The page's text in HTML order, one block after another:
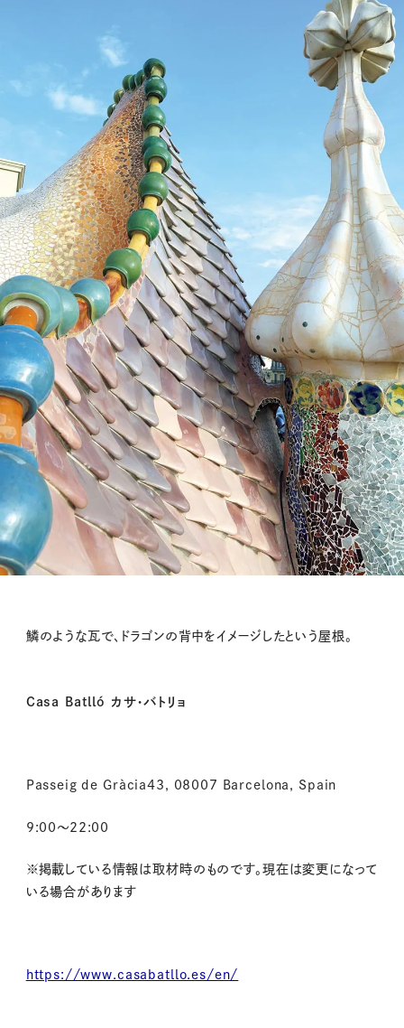
鱗のような瓦で、ドラゴンの背中をイメージしたという屋根。
Casa Batlló カサ・バトリョ
Passeig de Gràcia43, 08007 Barcelona, Spain
9:00～22:00
※掲載している情報は取材時のものです。現在は変更になって
いる場合があります
https://www.casabatllo.es/en/